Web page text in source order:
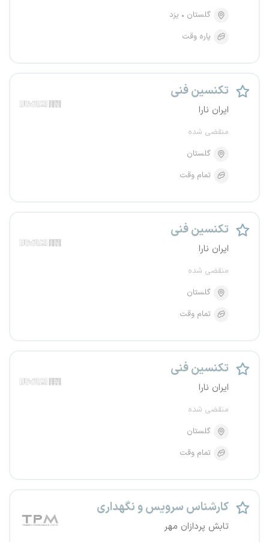
گلستان
یزد
پاره وقت
تکنسین فنی
ایران نارا
منقضی شده
گلستان
تمام وقت
تکنسین فنی
ایران نارا
منقضی شده
گلستان
تمام وقت
تکنسین فنی
ایران نارا
منقضی شده
گلستان
تمام وقت
کارشناس سرویس و نگهداری
تابش پردازان مهر